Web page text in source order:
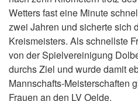
Wetters fast eine Minute
zwei Jahren und sicherte sich
Kreismeisters. Als schnellste
von der Spielvereinigung
durchs Ziel und wurde damit
Mannschafts-Meisterschaften
Frauen an den LV Oelde.